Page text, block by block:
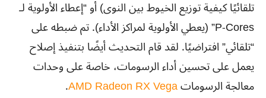
تلقائيًا كيفية توزيع الخيوط بين النوى) أو “إعطاء الأولوية لـ
P-Cores” (يعطي الأولوية لمراكز الأداء). تم ضبطه على
“تلقائي” افتراضيًا. لقد قام التحديث أيضًا بتنفيذ إصلاح
يعمل على تحسين أداء الرسومات، خاصة على وحدات
معالجة الرسوماتAMD Radeon RX Vega
.